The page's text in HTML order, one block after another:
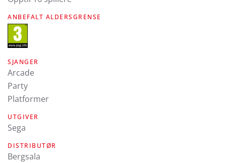
ANBEFALT ALDERSGRENSE
SJANGER
Arcade
Party
Platformer
UTGIVER
Sega
DISTRIBUTØR
Bergsala